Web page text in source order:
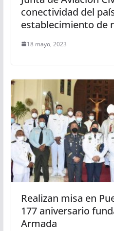
conectividad del
establecimiento de
18 mayo, 2023
Realizan misa en
177 aniversario
Armada